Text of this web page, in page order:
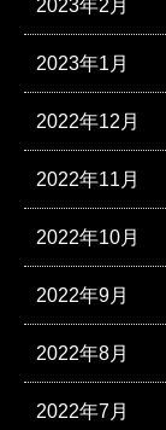
2023年2月
2023年1月
2022年12月
2022年11月
2022年10月
2022年9月
2022年8月
2022年7月